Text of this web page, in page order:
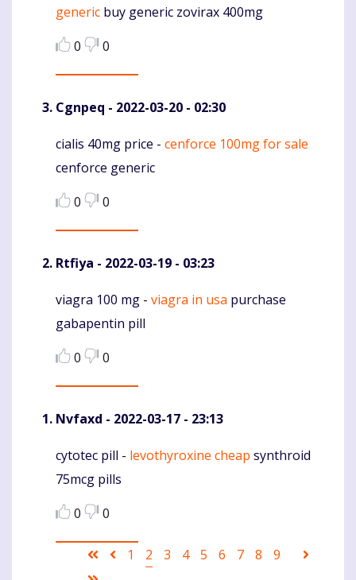
generic buy generic zovirax 400mg
0
0
Cgnpeq - 2022-03-20 - 02:30
Komentaras
cialis 40mg price - cenforce 100mg for sale
cenforce generic
0
0
Rtfiya - 2022-03-19 - 03:23
Komentaras
viagra 100 mg - viagra in usa purchase
gabapentin pill
0
0
Nvfaxd - 2022-03-17 - 23:13
Komentaras
cytotec pill - levothyroxine cheap synthroid
75mcg pills
0
0
Pagination
First Ankstesnis
Puslapis
1
Current
2 Puslapis
3 Puslapis
4 Puslapis
5 Puslapis
6 Puslapis
7 Puslapis
8 Puslapis
9